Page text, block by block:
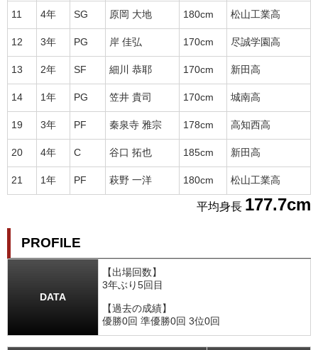
11 4年 SG 原岡 大地 180cm 松山工業高
12 3年 PG 岸 佳弘 170cm 尽誠学園高
13 2年 SF 細川 恭耶 170cm 新田高
14 1年 PG 笠井 貴司 170cm 城南高
19 3年 PF 秦泉寺 雅宗 178cm 高知西高
20 4年 C 谷口 拓也 185cm 新田高
21 1年 PF 萩野 一洋 180cm 松山工業高
平均身長 177.7cm
PROFILE
DATA
【出場回数】
3年ぶり5回目
【過去の成績】
優勝0回 準優勝0回 3位0回